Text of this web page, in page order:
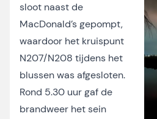
sloot naast de
MacDonald’s gepompt,
waardoor het kruispunt
N207/N208 tijdens het
blussen was afgesloten.
Rond 5.30 uur gaf de
brandweer het sein